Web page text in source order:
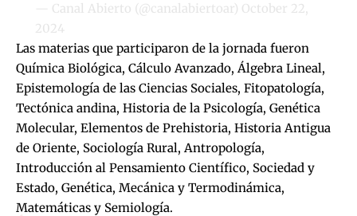
— Canal Abierto (@canalabiertoar) October 22,
2024
Las materias que participaron de la jornada fueron
Química Biológica, Cálculo Avanzado, Álgebra Lineal,
Epistemología de las Ciencias Sociales, Fitopatología,
Tectónica andina, Historia de la Psicología, Genética
Molecular, Elementos de Prehistoria, Historia Antigua
de Oriente, Sociología Rural, Antropología,
Introducción al Pensamiento Científico, Sociedad y
Estado, Genética, Mecánica y Termodinámica,
Matemáticas y Semiología.